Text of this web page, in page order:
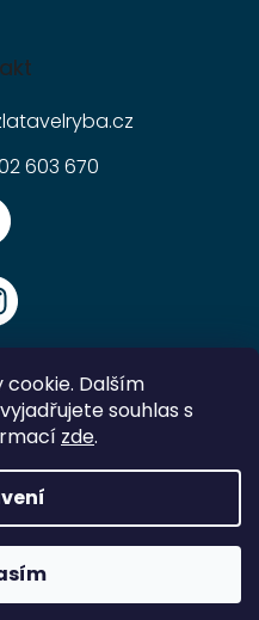
Dalším
souhlas s
zde.
603 670
Shoptet
. Všechna práva vyhrazena.